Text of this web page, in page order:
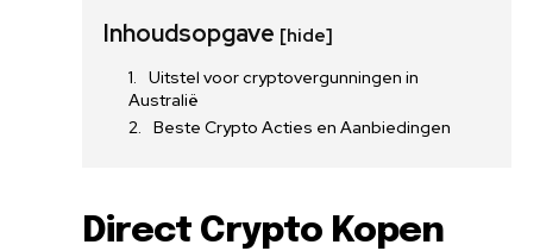
Inhoudsopgave [hide]
Uitstel voor cryptovergunningen in
Australië
Beste Crypto Acties en Aanbiedingen
Direct Crypto Kopen